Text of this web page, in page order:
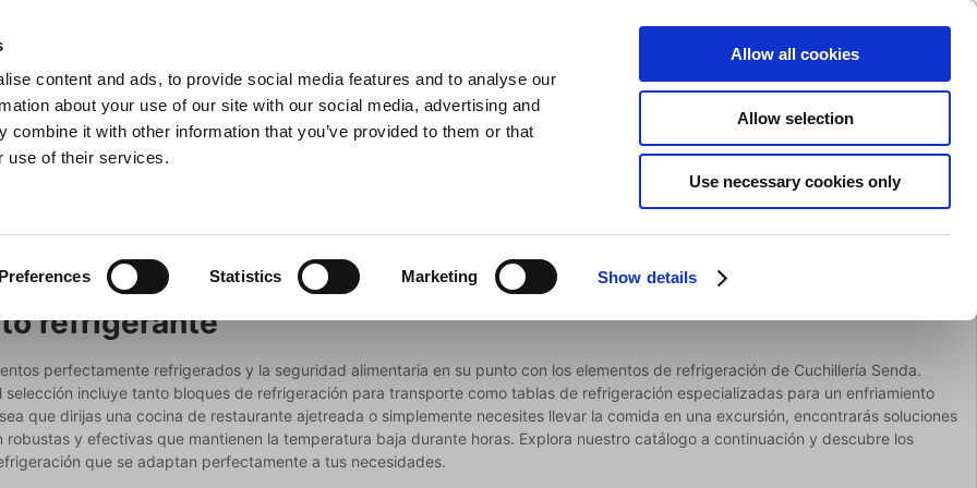
content and ads, to provide social media features and to analyse our
about your use of our site with our social media, advertising and
combine it with other information that you’ve provided to them or that
use of their services.
Preferences Statistics Marketing Show details
Allow all cookies
Allow selection
Use necessary cookies only
Buscar
ENTRAR
Carrito de compras (0)
Ollas y sartenes Para la mesa Marca
Oferta
refrigerante
perfectamente refrigerados y la seguridad alimentaria en su punto con los elementos de refrigeración de Cuchillería Senda.
selección incluye tanto bloques de refrigeración para transporte como tablas de refrigeración especializadas para un enfriamiento
que dirijas una cocina de restaurante ajetreada o simplemente necesites llevar la comida en una excursión, encontrarás soluciones
robustas y efectivas que mantienen la temperatura baja durante horas. Explora nuestro catálogo a continuación y descubre los
que se adaptan perfectamente a tus necesidades.